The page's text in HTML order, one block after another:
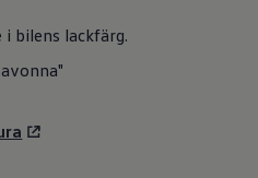
bilens lackfärg.